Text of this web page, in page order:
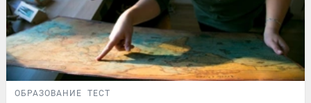
ОБРАЗОВАНИЕ ТЕСТ